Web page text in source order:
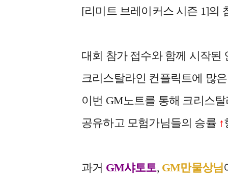
[리미트 브레이커스 시즌 1]의
대회 참가 접수와 함께 시작된
크리스탈라인 컨플릭트에 많
이번 GM노트를 통해 크리스
공유하고 모험가님들의 승률 ↑
과거 GM샤토토, GM만물상님